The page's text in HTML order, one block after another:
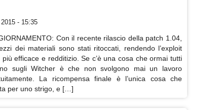
- 15:35
Con il recente rilascio della patch 1.04,
dei materiali sono stati ritoccati, rendendo l’exploit
più efficace e redditizio. Se c’è una cosa che ormai tutti
sugli Witcher è che non svolgono mai un lavoro
La ricompensa finale è l’unica cosa che
per uno strigo, e […]